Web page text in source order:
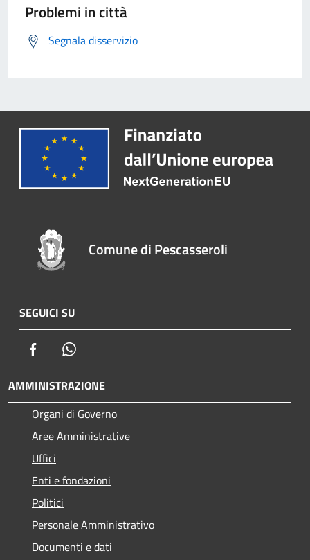
Problemi in città
Segnala disservizio
Comune di Pescasseroli
SEGUICI SU
Facebook
AMMINISTRAZIONE
Organi di Governo
Aree Amministrative
Uffici
Enti e fondazioni
Politici
Personale Amministrativo
Documenti e dati